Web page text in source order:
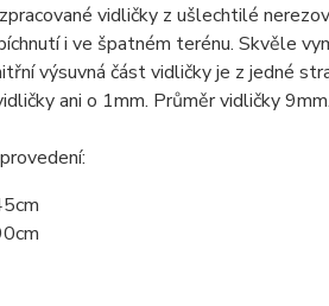
vidličky z ušlechtilé
i ve špatném terénu. Skvěle
výsuvná část vidličky je z jedné
ani o 1mm. Průměr vidličky 9mm.